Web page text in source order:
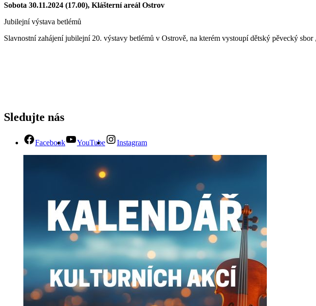
Sobota 30.11.2024 (17.00), Klášterní areál Ostrov
Jubilejní výstava betlémů
Slavnostní zahájení jubilejní 20. výstavy betlémů v Ostrově, na kterém vystoupí dětský pěvecký
Sledujte nás
Facebook YouTube Instagram